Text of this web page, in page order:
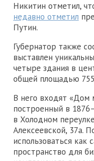
Никитин отметил,
недавно отметил
Путин.
Губернатор также
выставлен
четыре здания в
общей площадью
В него входят «Дом
построенный в
в Холодном
Алексеевской, 37а.
использоваться как
пространство для